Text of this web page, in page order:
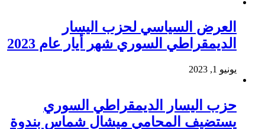
العرض السياسي لحزب اليسار
الديمقراطي السوري شهر أيار عام 2023
يونيو 1, 2023
حزب اليسار الديمقراطي السوري
يستضيف المحامي ميشال شماس بندوة